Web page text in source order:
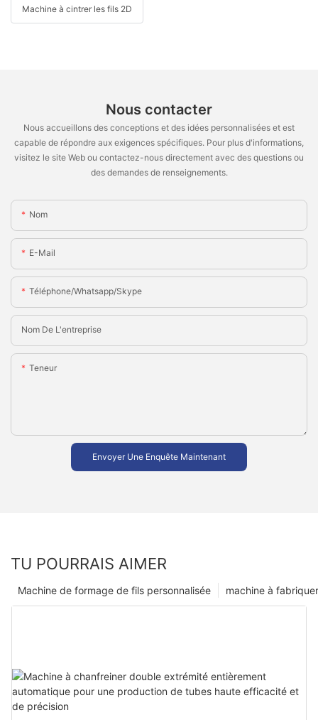
Machine à cintrer les fils 2D
Nous contacter
Nous accueillons des conceptions et des idées personnalisées et est
capable de répondre aux exigences spécifiques. Pour plus d'informations,
visitez le site Web ou contactez-nous directement avec des questions ou
des demandes de renseignements.
Nom
E-Mail
Téléphone/Whatsapp/Skype
Nom De L'entreprise
Teneur
Envoyer Une Enquête Maintenant
TU POURRAIS AIMER
machine à
Machine de formage de fils personnalisée